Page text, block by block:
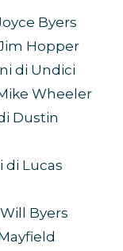
Byers
Hopper
di Undici
Wheeler
Dustin
di Lucas
Byers